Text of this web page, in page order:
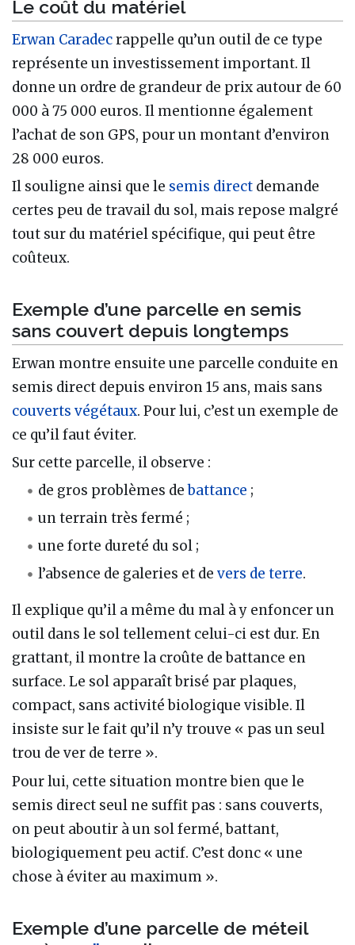
Le coût du matériel
Erwan Caradecrappelle qu’un outil de ce type
représente un investissement important. Il
donne un ordre de grandeur de prix autour de 60
000 à 75 000 euros. Il mentionne également
l’achat de son GPS, pour un montant d’environ
28 000 euros.
Il souligne ainsi que le semis direct demande
certes peu de travail du sol, mais repose malgré
tout sur du matériel spécifique, qui peut être
coûteux.
Exemple d’une parcelle en semis
sans couvert depuis longtemps
Erwan montre ensuite une parcelle conduite en
semis direct depuis environ 15 ans, mais sans
couverts végétaux. Pour lui, c’est un exemple de
ce qu’il faut éviter.
Sur cette parcelle, il observe :
de gros problèmes debattance ;
un terrain très fermé ;
une forte dureté du sol ;
l’absence de galeries et devers de terre.
Il explique qu’il a même du mal à y enfoncer un
outil dans le sol tellement celui-ci est dur. En
grattant, il montre la croûte de battance en
surface. Le sol apparaît brisé par plaques,
compact, sans activité biologique visible. Il
insiste sur le fait qu’il n’y trouve « pas un seul
trou de ver de terre ».
Pour lui, cette situation montre bien que le
semis direct seul ne suffit pas : sans couverts,
on peut aboutir à un sol fermé, battant,
biologiquement peu actif. C’est donc « une
chose à éviter au maximum ».
Exemple d’une parcelle de méteil